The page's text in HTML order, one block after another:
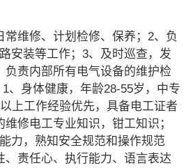
常维修、计划检修、保养；2、负
安装等工作；3、及时巡查，发
负责内部所有电气设备的维护检
、身体健康，年龄28-55岁，中专
上工作经验优先，具备电工证者
修电工专业知识，钳工知识；
力，熟知安全规范和操作规范
、责任心、执行能力、语言表达